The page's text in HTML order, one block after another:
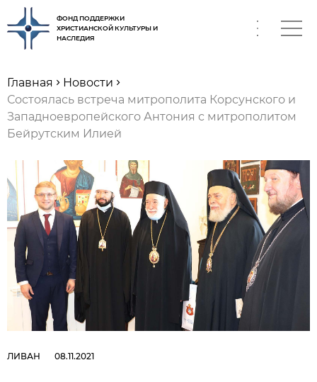
ФОНД ПОДДЕРЖКИ
ХРИСТИАНСКОЙ КУЛЬТУРЫ И
НАСЛЕДИЯ
Главная
Новости
Состоялась встреча митрополита Корсунского и
Западноевропейского Антония с митрополитом
Бейрутским Илией
ЛИВАН 08.11.2021